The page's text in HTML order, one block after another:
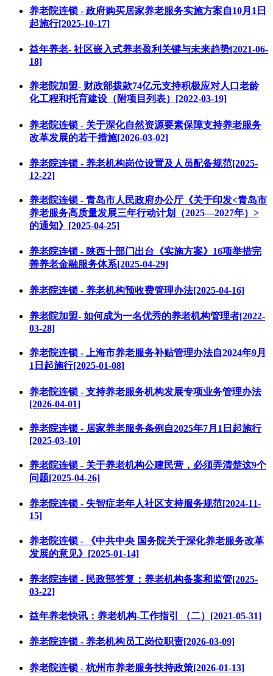
养老院连锁 - 政府购买居家养老服务实施方案自10月1日
起施行[2025-10-17]
益年养老- 社区嵌入式养老盈利关键与未来趋势[2021-06-
18]
养老院加盟- 财政部拨款74亿元支持积极应对人口老龄
化工程和托育建设（附项目列表）[2022-03-19]
养老院连锁 - 关于深化自然资源要素保障支持养老服务
改革发展的若干措施[2026-03-02]
养老院连锁 - 养老机构岗位设置及人员配备规范[2025-
12-22]
养老院连锁 - 青岛市人民政府办公厅《关于印发<青岛市
养老服务高质量发展三年行动计划（2025—2027年）>
的通知》[2025-04-25]
养老院连锁 - 陕西十部门出台《实施方案》16项举措完
善养老金融服务体系[2025-04-29]
养老院连锁 - 养老机构预收费管理办法[2025-04-16]
养老院加盟- 如何成为一名优秀的养老机构管理者[2022-
03-28]
养老院连锁 - 上海市养老服务补贴管理办法自2024年9月
1日起施行[2025-01-08]
养老院连锁 - 支持养老服务机构发展专项业务管理办法
[2026-04-01]
养老院连锁 - 居家养老服务条例自2025年7月1日起施行
[2025-03-10]
养老院连锁 - 关于养老机构公建民营，必须弄清楚这9个
问题[2025-04-26]
养老院连锁 - 失智症老年人社区支持服务规范[2024-11-
15]
养老院连锁 - 《中共中央 国务院关于深化养老服务改革
发展的意见》[2025-01-14]
养老院连锁 - 民政部答复：养老机构备案和监管[2025-
03-22]
益年养老快讯：养老机构-工作指引 （二）[2021-05-31]
养老院连锁 - 养老机构员工岗位职责[2026-03-09]
养老院连锁 - 杭州市养老服务扶持政策[2026-01-13]